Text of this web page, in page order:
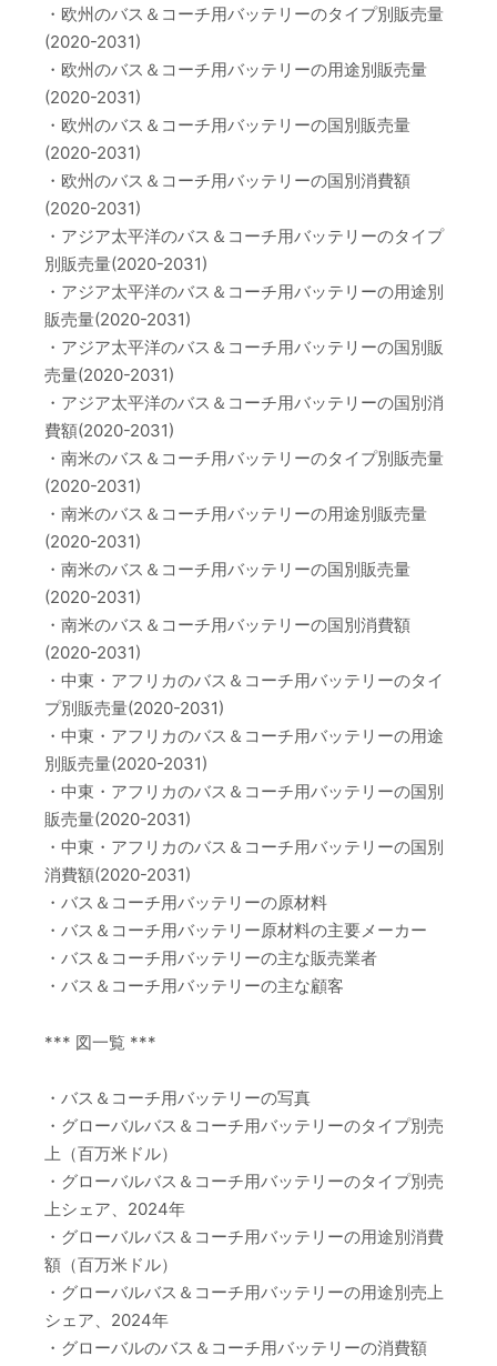
・欧州のバス＆コーチ用バッテリーのタイプ別販売量
(2020-2031)
・欧州のバス＆コーチ用バッテリーの用途別販売量
(2020-2031)
・欧州のバス＆コーチ用バッテリーの国別販売量
(2020-2031)
・欧州のバス＆コーチ用バッテリーの国別消費額
(2020-2031)
・アジア太平洋のバス＆コーチ用バッテリーのタイプ
別販売量(2020-2031)
・アジア太平洋のバス＆コーチ用バッテリーの用途別
販売量(2020-2031)
・アジア太平洋のバス＆コーチ用バッテリーの国別販
売量(2020-2031)
・アジア太平洋のバス＆コーチ用バッテリーの国別消
費額(2020-2031)
・南米のバス＆コーチ用バッテリーのタイプ別販売量
(2020-2031)
・南米のバス＆コーチ用バッテリーの用途別販売量
(2020-2031)
・南米のバス＆コーチ用バッテリーの国別販売量
(2020-2031)
・南米のバス＆コーチ用バッテリーの国別消費額
(2020-2031)
・中東・アフリカのバス＆コーチ用バッテリーのタイ
プ別販売量(2020-2031)
・中東・アフリカのバス＆コーチ用バッテリーの用途
別販売量(2020-2031)
・中東・アフリカのバス＆コーチ用バッテリーの国別
販売量(2020-2031)
・中東・アフリカのバス＆コーチ用バッテリーの国別
消費額(2020-2031)
・バス＆コーチ用バッテリーの原材料
・バス＆コーチ用バッテリー原材料の主要メーカー
・バス＆コーチ用バッテリーの主な販売業者
・バス＆コーチ用バッテリーの主な顧客
*** 図一覧 ***
・バス＆コーチ用バッテリーの写真
・グローバルバス＆コーチ用バッテリーのタイプ別売
上（百万米ドル）
・グローバルバス＆コーチ用バッテリーのタイプ別売
上シェア、2024年
・グローバルバス＆コーチ用バッテリーの用途別消費
額（百万米ドル）
・グローバルバス＆コーチ用バッテリーの用途別売上
シェア、2024年
・グローバルのバス＆コーチ用バッテリーの消費額